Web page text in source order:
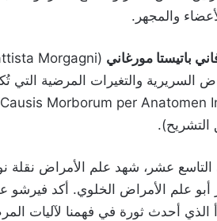
والمجهر.
باتيستا مورغاني
عشر، شهد علم الأمراض نقلة
أبو علم الأمراض الخلوي. أكد
الذي أحدث ثورة في فهمنا لآليات